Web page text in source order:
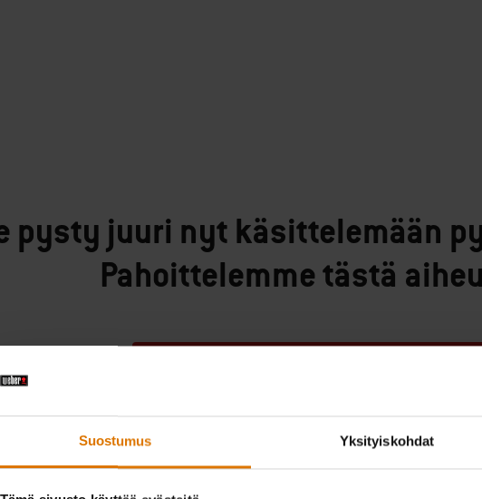
Suostumus Yksityiskohdat
pysty juuri nyt käsittelemään
Pahoittelemme tästä